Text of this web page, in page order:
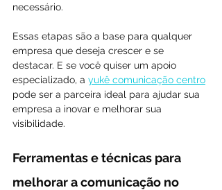
necessário.
Essas etapas são a base para qualquer
empresa que deseja crescer e se
destacar. E se você quiser um apoio
especializado, a yukê comunicação centro
pode ser a parceira ideal para ajudar sua
empresa a inovar e melhorar sua
visibilidade.
Ferramentas e técnicas para
melhorar a comunicação no